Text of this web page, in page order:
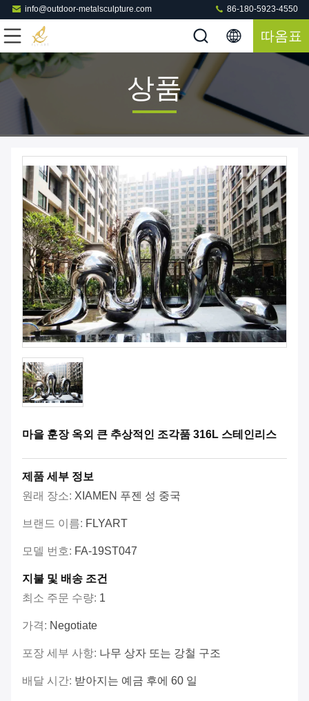
info@outdoor-metalsculpture.com 86-180-5923-4550
따옴표
상품
마을 훈장 옥외 큰 추상적인 조각품 316L 스테인리스
제품 세부 정보
원래 장소: XIAMEN 푸젠 성 중국
브랜드 이름: FLYART
모델 번호: FA-19ST047
지불 및 배송 조건
최소 주문 수량: 1
가격: Negotiate
포장 세부 사항: 나무 상자 또는 강철 구조
배달 시간: 받아지는 예금 후에 60 일